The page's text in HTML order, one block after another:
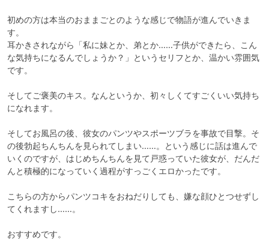
初めの方は本当のおままごとのような感じで物語が進んでいきま
す。
耳かきされながら「私に妹とか、弟とか……子供ができたら、こん
な気持ちになるんでしょうか？」というセリフとか、温かい雰囲気
です。
そしてご褒美のキス。なんというか、初々しくてすごくいい気持ち
になれます。
そしてお風呂の後、彼女のパンツやスポーツブラを事故で目撃。そ
の後勃起ちんちんを見られてしまい……。という感じに話は進んで
いくのですが、はじめちんちんを見て戸惑っていた彼女が、だんだ
んと積極的になっていく過程がすっごくエロかったです。
こちらの方からパンツコキをおねだりしても、嫌な顔ひとつせずし
てくれますし……。
おすすめです。